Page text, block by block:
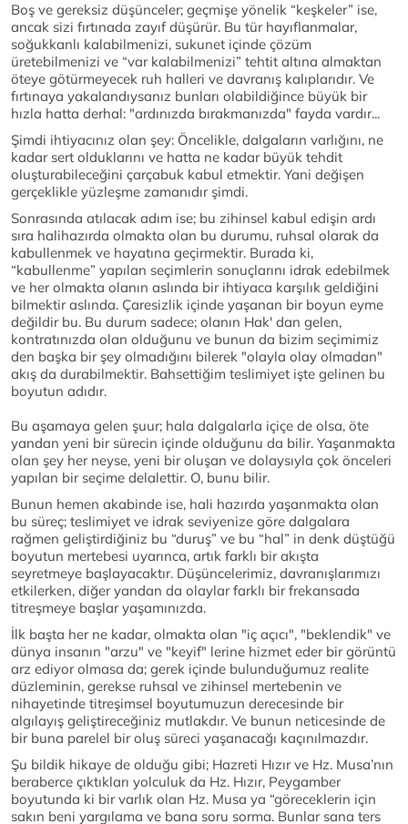
Boş ve gereksiz düşünceler; geçmişe yönelik “keşkeler” ise,
ancak sizi fırtınada zayıf düşürür. Bu tür hayıflanmalar,
soğukkanlı kalabilmenizi, sukunet içinde çözüm
üretebilmenizi ve “var kalabilmenizi” tehtit altına almaktan
öteye götürmeyecek ruh halleri ve davranış kalıplarıdır. Ve
fırtınaya yakalandıysanız bunları olabildiğince büyük bir
hızla hatta derhal: "ardınızda bırakmanızda" fayda vardır...
Şimdi ihtiyacınız olan şey: Öncelikle, dalgaların varlığını, ne
kadar sert olduklarını ve hatta ne kadar büyük tehdit
oluşturabileceğini çarçabuk kabul etmektir. Yani değişen
gerçeklikle yüzleşme zamanıdır şimdi.
Sonrasında atılacak adım ise; bu zihinsel kabul edişin ardı
sıra halihazırda olmakta olan bu durumu, ruhsal olarak da
kabullenmek ve hayatına geçirmektir. Burada ki,
“kabullenme” yapılan seçimlerin sonuçlarını idrak edebilmek
ve her olmakta olanın aslında bir ihtiyaca karşılık geldiğini
bilmektir aslında. Çaresizlik içinde yaşanan bir boyun eyme
değildir bu. Bu durum sadece; olanın Hak' dan gelen,
kontratınızda olan olduğunu ve bunun da bizim seçimimiz
den başka bir şey olmadığını bilerek "olayla olay olmadan"
akış da durabilmektir. Bahsettiğim teslimiyet işte gelinen bu
boyutun adıdır.
Bu aşamaya gelen şuur; hala dalgalarla içiçe de olsa, öte
yandan yeni bir sürecin içinde olduğunu da bilir. Yaşanmakta
olan şey her neyse, yeni bir oluşan ve dolaysıyla çok önceleri
yapılan bir seçime delalettir. O, bunu bilir.
Bunun hemen akabinde ise, hali hazırda yaşanmakta olan
bu süreç; teslimiyet ve idrak seviyenize göre dalgalara
rağmen geliştirdiğiniz bu “duruş” ve bu “hal” in denk düştüğü
boyutun mertebesi uyarınca, artık farklı bir akışta
seyretmeye başlayacaktır. Düşüncelerimiz, davranışlarımızı
etkilerken, diğer yandan da olaylar farklı bir frekansada
titreşmeye başlar yaşamınızda.
İlk başta her ne kadar, olmakta olan "iç açıcı", "beklendik" ve
dünya insanın "arzu" ve "keyif" lerine hizmet eder bir görüntü
arz ediyor olmasa da; gerek içinde bulunduğumuz realite
düzleminin, gerekse ruhsal ve zihinsel mertebenin ve
nihayetinde titreşimsel boyutumuzun derecesinde bir
algılayış geliştireceğiniz mutlakdır. Ve bunun neticesinde de
bir buna parelel bir oluş süreci yaşanacağı kaçınılmazdır.
Şu bildik hikaye de olduğu gibi; Hazreti Hızır ve Hz. Musa’nın
beraberce çıktıkları yolculuk da Hz. Hızır, Peygamber
boyutunda ki bir varlık olan Hz. Musa ya “göreceklerin için
sakın beni yargılama ve bana soru sorma. Bunlar sana ters